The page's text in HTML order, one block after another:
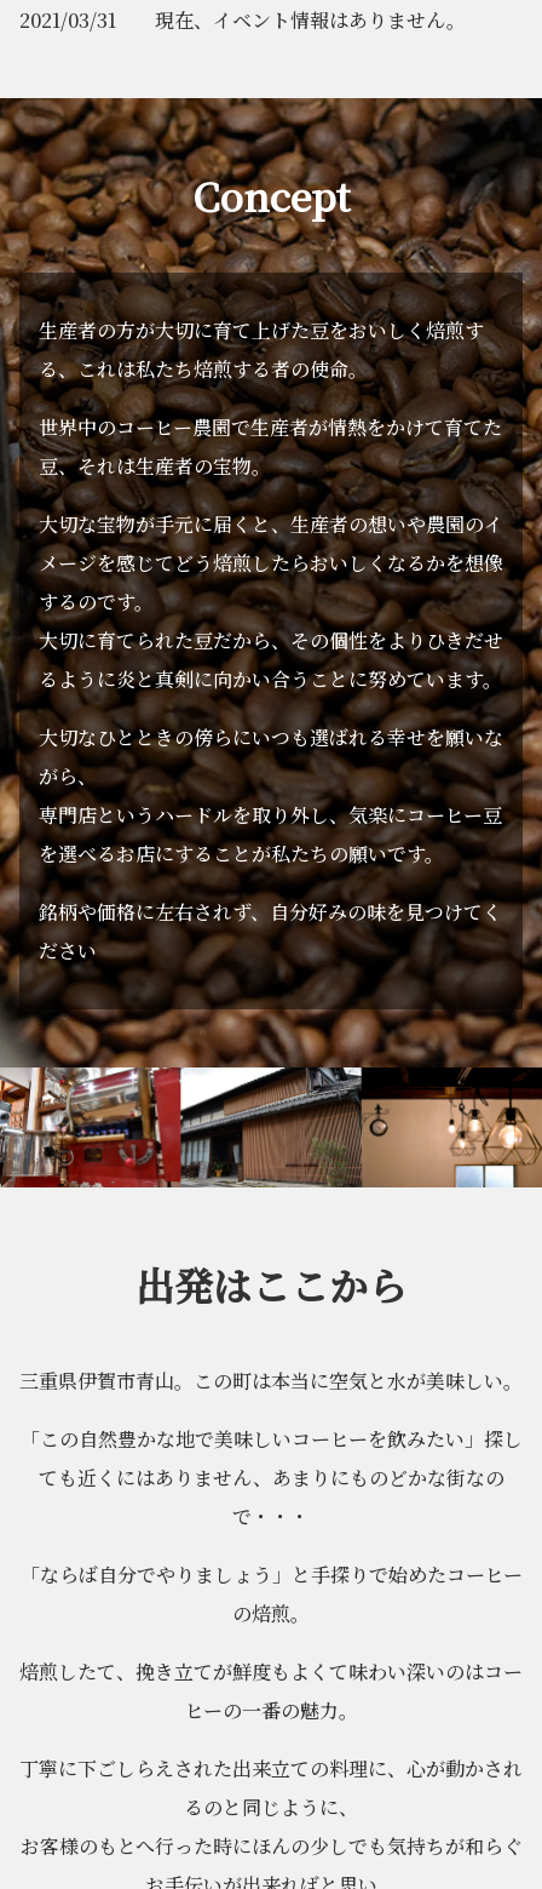
2021/03/31 現在、イベント情報はありません。
Concept
生産者の方が大切に育て上げた豆をおいしく焙煎す
る、これは私たち焙煎する者の使命。
世界中のコーヒー農園で生産者が情熱をかけて育てた
豆、それは生産者の宝物。
大切な宝物が手元に届くと、生産者の想いや農園のイ
メージを感じてどう焙煎したらおいしくなるかを想像
するのです。
大切に育てられた豆だから、その個性をよりひきだせ
るように炎と真剣に向かい合うことに努めています。
大切なひとときの傍らにいつも選ばれる幸せを願いな
がら、
専門店というハードルを取り外し、気楽にコーヒー豆
を選べるお店にすることが私たちの願いです。
銘柄や価格に左右されず、自分好みの味を見つけてく
ださい
出発はここから
三重県伊賀市青山。この町は本当に空気と水が美味しい。
「この自然豊かな地で美味しいコーヒーを飲みたい」探し
ても近くにはありません、あまりにものどかな街なの
で・・・
「ならば自分でやりましょう」と手探りで始めたコーヒー
の焙煎。
焙煎したて、挽き立てが鮮度もよくて味わい深いのはコー
ヒーの一番の魅力。
丁寧に下ごしらえされた出来立ての料理に、心が動かされ
るのと同じように、
お客様のもとへ行った時にほんの少しでも気持ちが和らぐ